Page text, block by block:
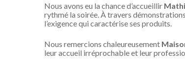
Nous avons eu la chance d’accueillir
rythmé la soirée. À travers
l’exigence qui caractérise ses produits.
Nous remercions chaleureusement
leur accueil irréprochable et leur